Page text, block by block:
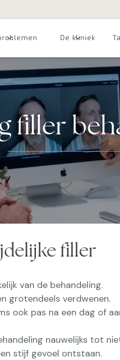
De kliniek
filler
filler
van de behandeling.
grotendeels verdwenen.
ook pas na een dag of
nauwelijks tot
stijf gevoel ontstaan.